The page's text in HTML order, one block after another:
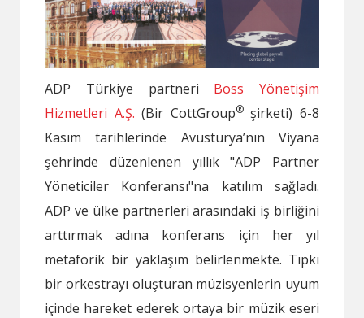
ADP Türkiye partneri Boss Yönetişim
Hizmetleri A.Ş. (Bir CottGroup®şirketi) 6-8
Kasım tarihlerinde Avusturya’nın Viyana
şehrinde düzenlenen yıllık "ADP Partner
Yöneticiler Konferansı"na katılım sağladı.
ADP ve ülke partnerleri arasındaki iş birliğini
arttırmak adına konferans için her yıl
metaforik bir yaklaşım belirlenmekte. Tıpkı
bir orkestrayı oluşturan müzisyenlerin uyum
içinde hareket ederek ortaya bir müzik eseri